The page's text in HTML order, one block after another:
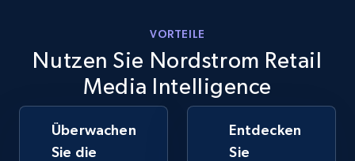
eBay - Collect products from shops on eBay
URL, Product id, Title, Seller name, Seller rating,
Seller reviews, Breadcrumbs, Root category, and
more.
2.5K+ Jetzt anfangen
VORTEILE
Nutzen Sie Nordstrom Retail
Media Intelligence
Überwachen
Sie die
Entdecken
Sie